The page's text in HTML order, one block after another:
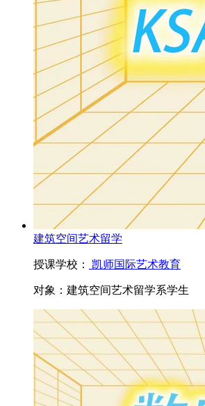
建筑空间艺术留学
授课学校： 凯师国际艺术教育
对象： 建筑空间艺术留学系学生